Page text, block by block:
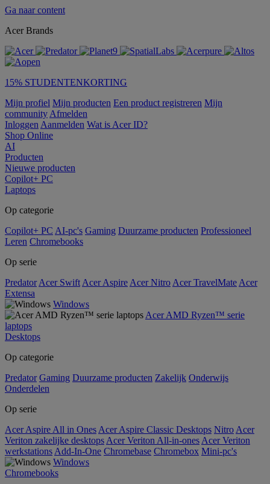
Ga naar content
Acer Brands
15% STUDENTENKORTING
Mijn profiel Mijn producten Een product registreren Mijn
community Afmelden
Inloggen Aanmelden Wat is Acer ID?
Shop Online
AI
Producten
Nieuwe producten
Copilot+ PC
Laptops
Op categorie
Copilot+ PC AI-pc's Gaming Duurzame producten Professioneel
Leren Chromebooks
Op serie
Predator Acer Swift Acer Aspire Acer Nitro Acer TravelMate Acer
Extensa
Windows
Acer AMD Ryzen™ serie
laptops
Desktops
Op categorie
Predator Gaming Duurzame producten Zakelijk Onderwijs
Onderdelen
Op serie
Acer Aspire All in Ones Acer Aspire Classic Desktops Nitro Acer
Veriton zakelijke desktops Acer Veriton All-in-ones Acer Veriton
werkstations Add-In-One Chromebase Chromebox Mini-pc's
Windows
Chromebooks